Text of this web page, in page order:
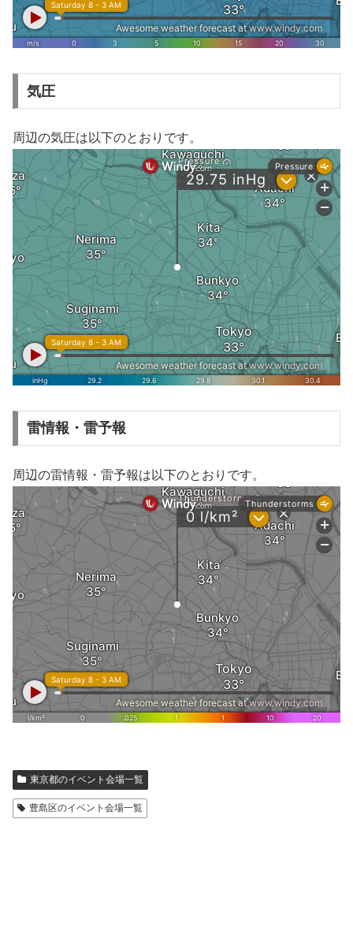
気圧
周辺の気圧は以下のとおりです。
雷情報・雷予報
周辺の雷情報・雷予報は以下のとおりです。
東京都のイベント会場一覧
豊島区のイベント会場一覧